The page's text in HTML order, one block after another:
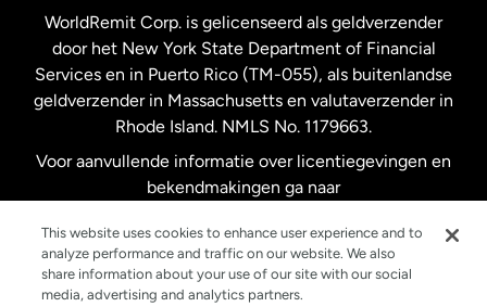
Verenigde Staten Español
Zweden
WorldRemit Corp. is gelicenseerd als geldverzender
door het New York State Department of Financial
Services en in Puerto Rico (TM-055), als buitenlandse
geldverzender in Massachusetts en valutaverzender in
Rhode Island. NMLS No. 1179663.
Voor aanvullende informatie over licentiegevingen en
bekendmakingen ga naar
This website uses cookies to enhance user experience and to
analyze performance and traffic on our website. We also
share information about your use of our site with our social
media, advertising and analytics partners.